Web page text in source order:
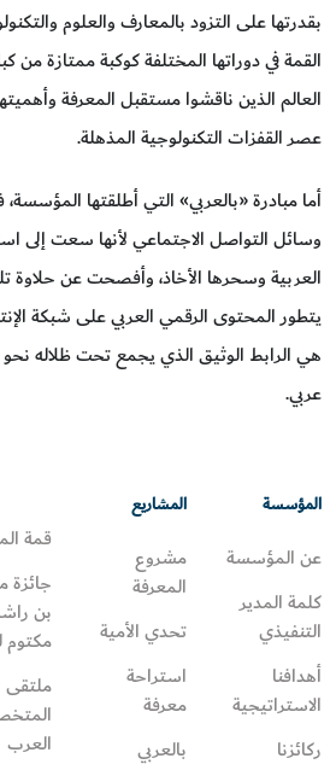
بقدرتها على التزود بالمعارف والعلوم
القمة في دوراتها المختلفة كوكبة ممتازة من
العالم الذين ناقشوا مستقبل المعرفة
عصر القفزات التكنولوجية المذهلة.
أما مبادرة «بالعربي» التي أطلقتها
وسائل التواصل الاجتماعي لأنها سعت إلى
العربية وسحرها الأخاذ، وأفصحت عن حلاوة
يتطور المحتوى الرقمي العربي على شبكة
عربي.
المؤسسة
عن المؤسسة
كلمة المدير
التنفيذي
أهدافنا
الاستراتيجية
ركائزنا
المشاريع
مشروع
المعرفة
تحدي الأمية
استراحة
معرفة
بالعربي
قمة
جائزة
بن
مكتوم
ملتقى
العرب